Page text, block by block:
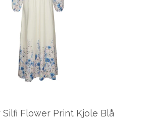
Silfi Flower Print Kjole Blå